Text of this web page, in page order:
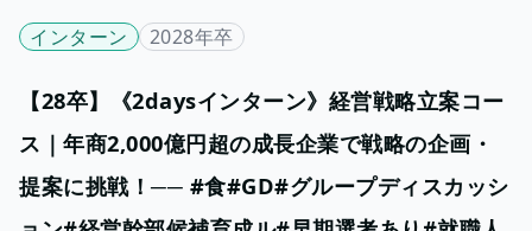
インターン 2028年卒
​【28卒】《2daysインターン》経営戦略立案コー
ス｜年商2,000億円超の成長企業で戦略の企画・
提案に挑戦！── #食#GD#グループディスカッシ